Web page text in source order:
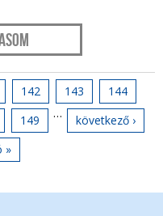
142 143
144
149 …
következő ›
»